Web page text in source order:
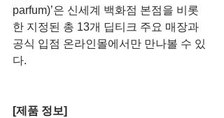
parfum)’은 신세계 백화점 본점을 비롯
한 지정된 총 13개 딥티크 주요 매장과
공식 입점 온라인몰에서만 만나볼 수 있
다.
[제품 정보]